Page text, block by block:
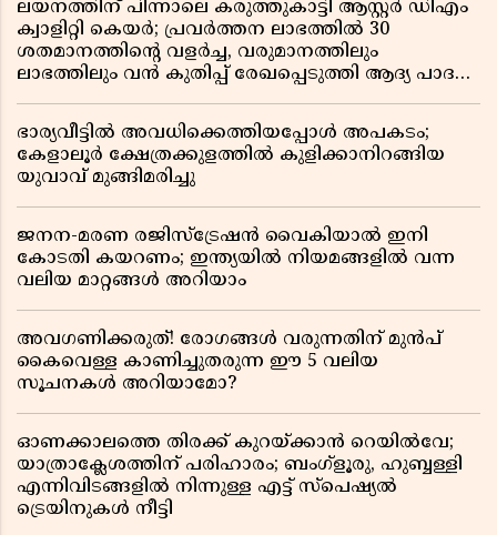
ലയനത്തിന് പിന്നാലെ കരുത്തുകാട്ടി ആസ്റ്റർ ഡിഎം
ക്വാളിറ്റി കെയർ; പ്രവർത്തന ലാഭത്തിൽ 30
ശതമാനത്തിൻ്റെ വളർച്ച, വരുമാനത്തിലും
ലാഭത്തിലും വൻ കുതിപ്പ് രേഖപ്പെടുത്തി ആദ്യ പാദ
ഭാര്യവീട്ടിൽ അവധിക്കെത്തിയപ്പോൾ അപകടം;
കേളാലൂർ ക്ഷേത്രക്കുളത്തിൽ കുളിക്കാനിറങ്ങിയ
യുവാവ് മുങ്ങിമരിച്ചു
ജനന-മരണ രജിസ്ട്രേഷൻ വൈകിയാൽ ഇനി
കോടതി കയറണം; ഇന്ത്യയിൽ നിയമങ്ങളിൽ വന്ന
വലിയ മാറ്റങ്ങൾ അറിയാം
അവഗണിക്കരുത്! രോഗങ്ങൾ വരുന്നതിന് മുൻപ്
കൈവെള്ള കാണിച്ചുതരുന്ന ഈ 5 വലിയ
സൂചനകൾ അറിയാമോ?
ഓണക്കാലത്തെ തിരക്ക് കുറയ്ക്കാൻ റെയിൽവേ;
യാത്രാക്ലേശത്തിന് പരിഹാരം; ബംഗ്ളൂരു, ഹുബ്ബള്ളി
എന്നിവിടങ്ങളിൽ നിന്നുള്ള എട്ട് സ്പെഷ്യൽ
ട്രെയിനുകൾ നീട്ടി